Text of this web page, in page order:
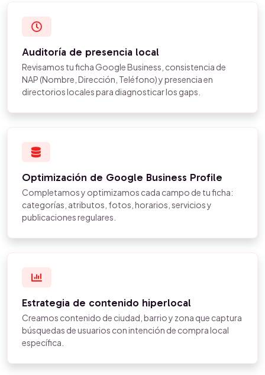
Auditoría de presencia local
Revisamos tu ficha Google Business, consistencia de
NAP (Nombre, Dirección, Teléfono) y presencia en
directorios locales para diagnosticar los gaps.
Optimización de Google Business Profile
Completamos y optimizamos cada campo de tu ficha:
categorías, atributos, fotos, horarios, servicios y
publicaciones regulares.
Estrategia de contenido hiperlocal
Creamos contenido de ciudad, barrio y zona que captura
búsquedas de usuarios con intención de compra local
específica.